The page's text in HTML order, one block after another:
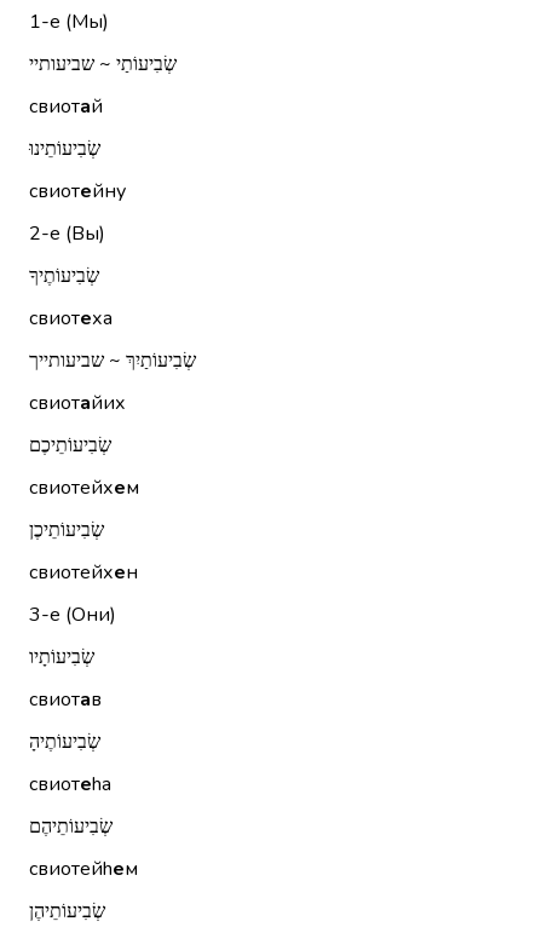
1-е (Мы)
שְׂבִיעוֹתַי ~ שביעותיי
свиотай
שְׂבִיעוֹתֵינוּ
свиотейну
2-е (Вы)
שְׂבִיעוֹתֶיךָ
свиотеха
שְׂבִיעוֹתַיִךְ ~ שביעותייך
свиотайих
שְׂבִיעוֹתֵיכֶם
свиотейхем
שְׂבִיעוֹתֵיכֶן
свиотейхен
3-е (Они)
שְׂבִיעוֹתָיו
свиотав
שְׂבִיעוֹתֶיהָ
свиотеhа
שְׂבִיעוֹתֵיהֶם
свиотейhем
שְׂבִיעוֹתֵיהֶן